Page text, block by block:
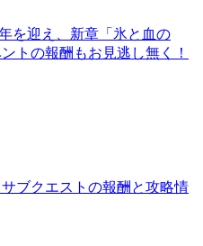
を迎え、新章「氷と血の
トの報酬もお見逃し無く！
ブクエストの報酬と攻略情